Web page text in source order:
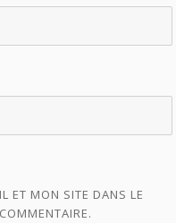
ET MON SITE DANS LE